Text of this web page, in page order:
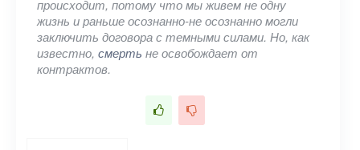
происходит, потому что мы живем не одну
жизнь и раньше осознанно-не осознанно могли
заключить договора с темными силами. Но, как
известно, смерть не освобождает от
контрактов.